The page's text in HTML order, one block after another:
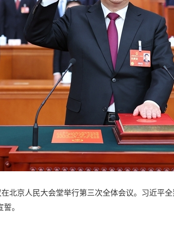
北京人民大会堂举行第三次全体会议。习近平
。